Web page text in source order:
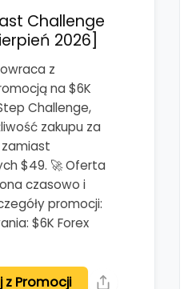
Challenge
2026]
z
na $6K
Challenge,
zakupu za
$49. 🚀 Oferta
czasowo i
promocji:
$6K Forex
z Promocji